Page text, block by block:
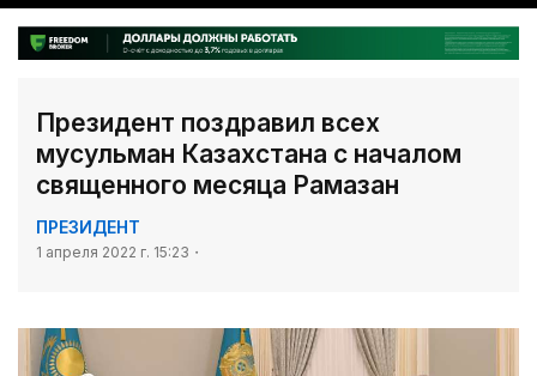
Президент поздравил всех
мусульман Казахстана с началом
священного месяца Рамазан
ПРЕЗИДЕНТ
1 апреля 2022 г. 15:23